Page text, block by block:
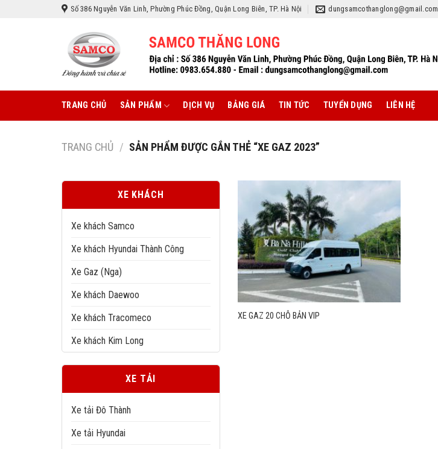
Số 386 Nguyễn Văn Linh, Phường Phúc Đồng, Quận Long Biên, TP. Hà Nội dungsamcothanglong@gmail.com
TRANG CHỦ SẢN PHẨM DỊCH VỤ BẢNG GIÁ TIN TỨC TUYỂN DỤNG LIÊN HỆ
TRANG CHỦ / SẢN PHẨM ĐƯỢC GẮN THẺ “XE GAZ 2023”
XE KHÁCH
Xe khách Samco
Xe khách Hyundai Thành Công
Xe Gaz (Nga)
Xe khách Daewoo
Xe khách Tracomeco
Xe khách Kim Long
XE TẢI
Xe tải Đô Thành
Xe tải Hyundai
XE GAZ 20 CHỖ BẢN VIP